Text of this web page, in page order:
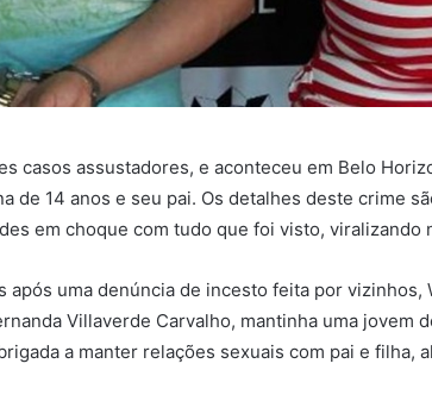
casos assustadores, e aconteceu em Belo
de 14 anos e seu pai. Os detalhes deste crime
em choque com tudo que foi visto, viralizando
após uma denúncia de incesto feita por vizinhos,
Villaverde Carvalho, mantinha uma jovem
a manter relações sexuais com pai e filha,